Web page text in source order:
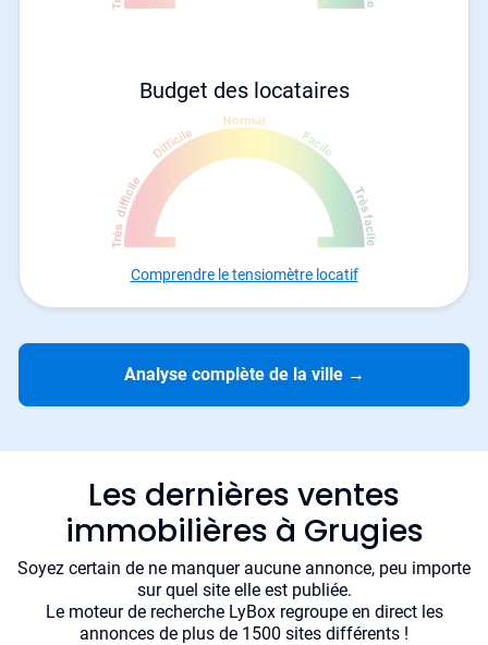
Budget des locataires
Comprendre le tensiomètre locatif
Analyse complète de la ville →
Les dernières ventes
immobilières à Grugies
Soyez certain de ne manquer aucune annonce, peu importe
sur quel site elle est publiée.
Le moteur de recherche LyBox regroupe en direct les
annonces de plus de 1500 sites différents !